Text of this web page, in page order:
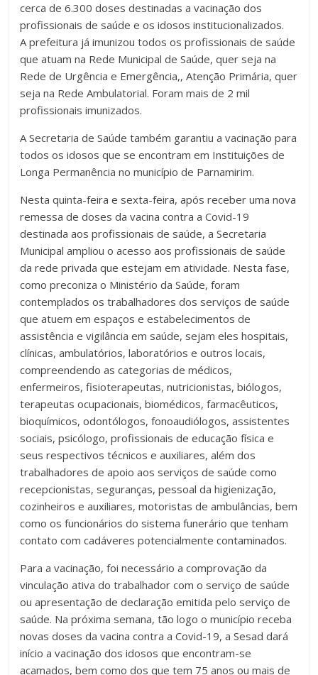
cerca de 6.300 doses destinadas a vacinação dos
profissionais de saúde e os idosos institucionalizados.
A prefeitura já imunizou todos os profissionais de saúde
que atuam na Rede Municipal de Saúde, quer seja na
Rede de Urgência e Emergência,, Atenção Primária, quer
seja na Rede Ambulatorial. Foram mais de 2 mil
profissionais imunizados.
A Secretaria de Saúde também garantiu a vacinação para
todos os idosos que se encontram em Instituições de
Longa Permanência no município de Parnamirim.
Nesta quinta-feira e sexta-feira, após receber uma nova
remessa de doses da vacina contra a Covid-19
destinada aos profissionais de saúde, a Secretaria
Municipal ampliou o acesso aos profissionais de saúde
da rede privada que estejam em atividade. Nesta fase,
como preconiza o Ministério da Saúde, foram
contemplados os trabalhadores dos serviços de saúde
que atuem em espaços e estabelecimentos de
assistência e vigilância em saúde, sejam eles hospitais,
clínicas, ambulatórios, laboratórios e outros locais,
compreendendo as categorias de médicos,
enfermeiros, fisioterapeutas, nutricionistas, biólogos,
terapeutas ocupacionais, biomédicos, farmacêuticos,
bioquímicos, odontólogos, fonoaudiólogos, assistentes
sociais, psicólogo, profissionais de educação física e
seus respectivos técnicos e auxiliares, além dos
trabalhadores de apoio aos serviços de saúde como
recepcionistas, seguranças, pessoal da higienização,
cozinheiros e auxiliares, motoristas de ambulâncias, bem
como os funcionários do sistema funerário que tenham
contato com cadáveres potencialmente contaminados.
Para a vacinação, foi necessário a comprovação da
vinculação ativa do trabalhador com o serviço de saúde
ou apresentação de declaração emitida pelo serviço de
saúde. Na próxima semana, tão logo o município receba
novas doses da vacina contra a Covid-19, a Sesad dará
início a vacinação dos idosos que encontram-se
acamados, bem como dos que tem 75 anos ou mais de